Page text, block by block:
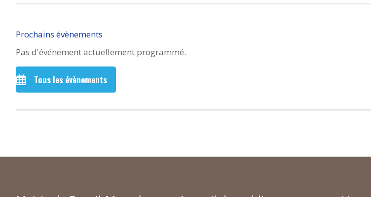
Prochains évènements
Pas d'événement actuellement programmé.
Tous les évènements